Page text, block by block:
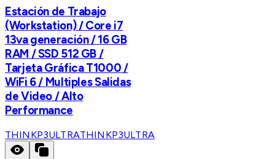
Estación de Trabajo
(Workstation) / Core i7
13va generación / 16 GB
RAM / SSD 512 GB /
Tarjeta Gráfica T1000 /
WiFi 6 / Multiples Salidas
de Video / Alto
Performance
THINKP3ULTRATHINKP3ULTRA